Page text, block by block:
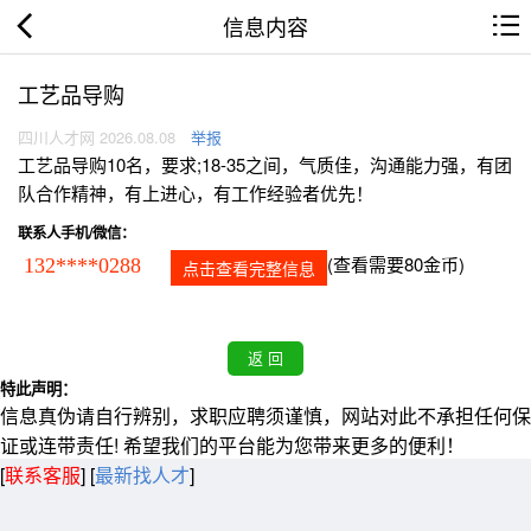
信息内容
工艺品导购
四川人才网 2026.08.08 举报
工艺品导购10名，要求;18-35之间，气质佳，沟通能力强，有团
队合作精神，有上进心，有工作经验者优先！
联系人手机/微信：
132****0288 点击查看完整信息 (查看需要80金币)
特此声明：
信息真伪请自行辨别，求职应聘须谨慎，网站对此不承担任何保
证或连带责任! 希望我们的平台能为您带来更多的便利！
[联系客服] [最新找人才]